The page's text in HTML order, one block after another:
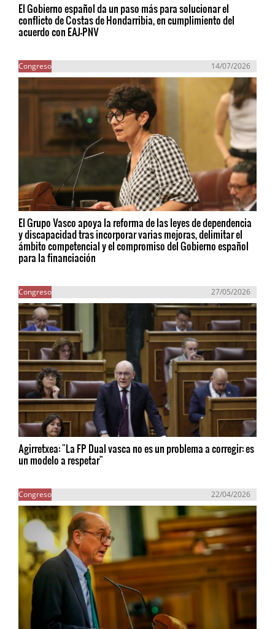
El Gobierno español da un paso más para solucionar el
conflicto de Costas de Hondarribia, en cumplimiento del
acuerdo con EAJ-PNV
Congreso 14/07/2026
El Grupo Vasco apoya la reforma de las leyes de dependencia
y discapacidad tras incorporar varias mejoras, delimitar el
ámbito competencial y el compromiso del Gobierno español
para la financiación
Congreso 27/05/2026
Agirretxea: "La FP Dual vasca no es un problema a corregir: es
un modelo a respetar"
Congreso 22/04/2026